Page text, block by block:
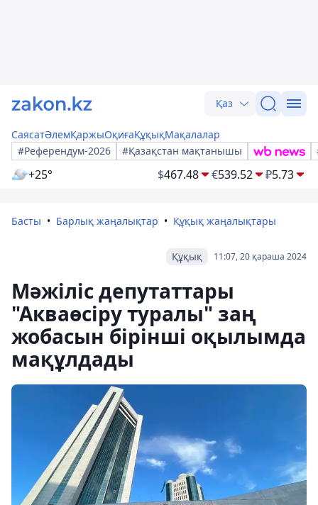
Қаз
СаясатӘлемҚаржыОқиғаҚұқықМақалалар
#Референдум-2026
#Қазақстан мақтанышы
+25° $467.48 €539.52 ₽5.73
Басты Барлық жаңалықтар Құқық жаңалықтары
11:07, 20 қараша 2024
Құқық
Мәжіліс депутаттары
"Акваөсіру туралы" заң
жобасын бірінші оқылымда
мақұлдады